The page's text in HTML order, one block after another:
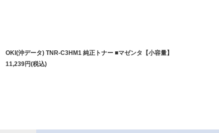
OKI(沖データ) TNR-C3HM1 純正トナー ■マゼンタ【小容量】
11,239円(税込)